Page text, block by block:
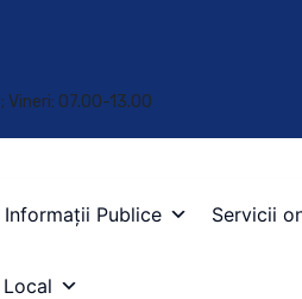
Vineri: 07.00-13.00
Informații Publice Servicii